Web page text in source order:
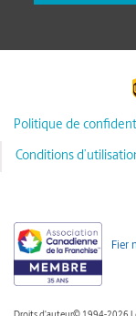
Politique de
Conditions
Fier